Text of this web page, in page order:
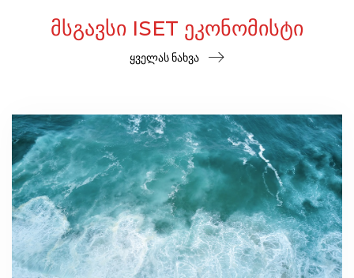
ᲛᲡᲒᲐᲕᲡᲘ ISET ᲔᲙᲝᲜᲝᲛᲘᲡᲢᲘ
ყველას ნახვა